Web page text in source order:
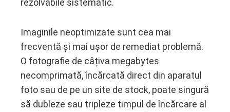
rezolvabile sistematic.
Imaginile neoptimizate sunt cea mai
frecventă și mai ușor de remediat problemă.
O fotografie de câțiva megabytes
necomprimată, încărcată direct din aparatul
foto sau de pe un site de stock, poate singură
să dubleze sau tripleze timpul de încărcare al